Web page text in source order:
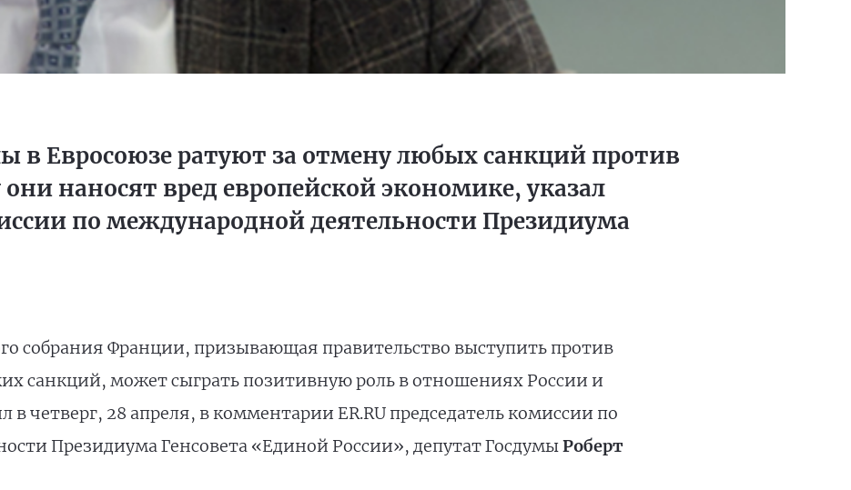
в Евросоюзе ратуют за отмену любых санкций против
они наносят вред европейской экономике, указал
по международной деятельности Президиума
собрания Франции, призывающая правительство выступить против
санкций, может сыграть позитивную роль в отношениях России и
в четверг, 28 апреля, в комментарии ER.RU председатель комиссии по
Президиума Генсовета «Единой России», депутат ГосдумыРоберт